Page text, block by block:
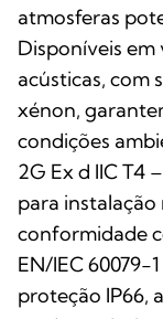
atmosferas
Disponíveis
acústicas, com
xénon,
condições
2G Ex d IIC T4
para instalação
conformidade
EN/IEC 60079-
proteção IP66,